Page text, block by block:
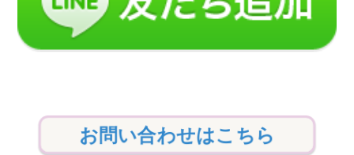
お問い合わせはこちら